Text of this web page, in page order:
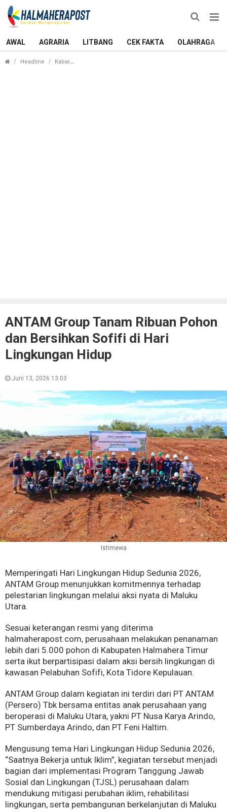
AWAL AGRARIA LITBANG CEK FAKTA OLAHRAGA
Headline Kabar
ANTAM Group Tanam Ribuan Pohon
dan Bersihkan Sofifi di Hari
Lingkungan Hidup
Juni 13, 2026 13:03
Istimewa
Memperingati Hari Lingkungan Hidup Sedunia 2026,
ANTAM Group menunjukkan komitmennya terhadap
pelestarian lingkungan melalui aksi nyata di Maluku
Utara.
Sesuai keterangan resmi yang diterima
halmaherapost.com, perusahaan melakukan penanaman
lebih dari 5.000 pohon di Kabupaten Halmahera Timur
serta ikut berpartisipasi dalam aksi bersih lingkungan di
kawasan Pelabuhan Sofifi, Kota Tidore Kepulauan.
ANTAM Group dalam kegiatan ini terdiri dari PT ANTAM
(Persero) Tbk bersama entitas anak perusahaan yang
beroperasi di Maluku Utara, yakni PT Nusa Karya Arindo,
PT Sumberdaya Arindo, dan PT Feni Haltim.
Mengusung tema Hari Lingkungan Hidup Sedunia 2026,
“Saatnya Bekerja untuk Iklim”, kegiatan tersebut menjadi
bagian dari implementasi Program Tanggung Jawab
Sosial dan Lingkungan (TJSL) perusahaan dalam
mendukung mitigasi perubahan iklim, rehabilitasi
lingkungan, serta pembangunan berkelanjutan di Maluku